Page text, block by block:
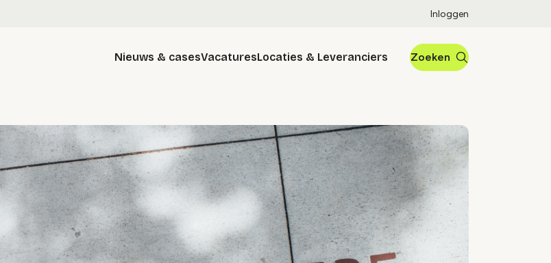
Inloggen
Nieuws & casesVacaturesLocaties & Leveranciers Zoeken